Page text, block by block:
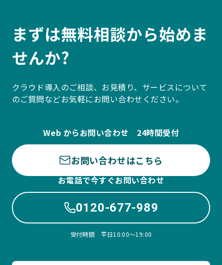
まずは無料相談から始めま
せんか?
クラウド導入のご相談、お見積り、サービスについて
のご質問などお気軽にお問い合わせください。
Web からお問い合わせ 24時間受付
お問い合わせはこちら
お電話で今すぐお問い合わせ
0120-677-989
受付時間 平日10:00〜19:00